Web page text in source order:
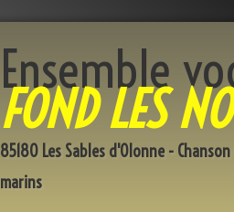
Ensemble
FOND LES
85180 Les Sables d'Olonne -
marins